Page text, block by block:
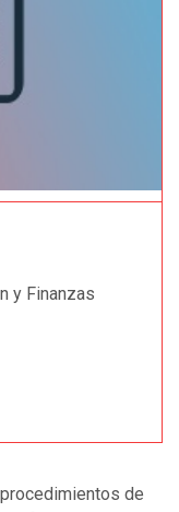
y Finanzas
de